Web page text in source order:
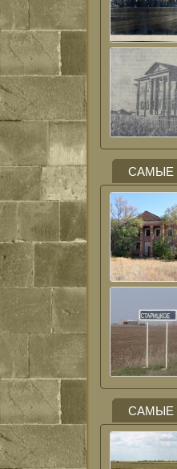
САМЫЕ
САМЫЕ